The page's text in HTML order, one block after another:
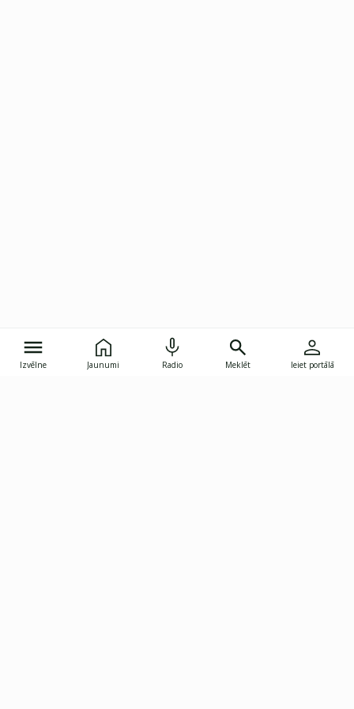
Izvēlne Jaunumi Radio Meklēt Ieiet portālā